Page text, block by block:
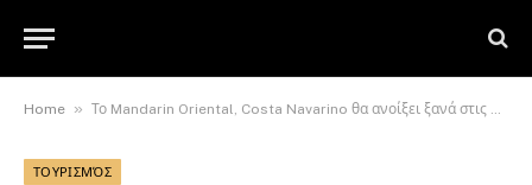
Home » Το Mandarin Oriental, Costa Navarino θα ανοίξει ξανά στις 31 Μαρτίου με τη σειρά Michelin Chef
ΤΟΥΡΙΣΜΌΣ